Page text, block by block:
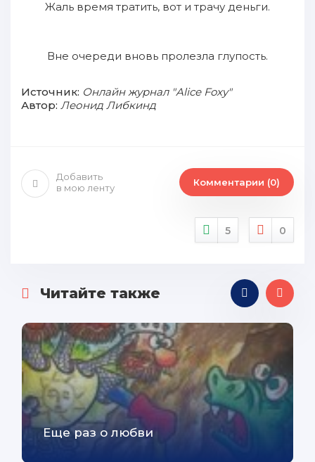
Жаль время тратить, вот и трачу деньги.
Вне очереди вновь пролезла глупость.
Источник: Онлайн журнал "Alice Foxy"
Автор: Леонид Либкинд
Добавить
в мою ленту
Комментарии (0)
5 0
Читайте также
Еще раз о любви